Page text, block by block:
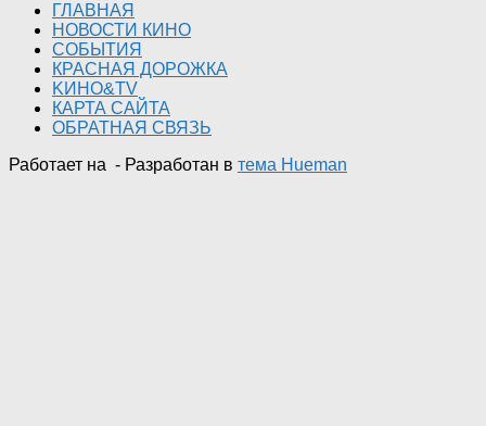
ГЛАВНАЯ
НОВОСТИ КИНО
СОБЫТИЯ
КРАСНАЯ ДОРОЖКА
KИНО&TV
КАРТА САЙТА
ОБРАТНАЯ СВЯЗЬ
Работает на - Разработан в тема Hueman